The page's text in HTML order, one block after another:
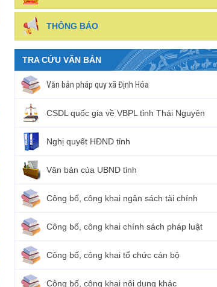
THÔNG BÁO
TRA CỨU VĂN BẢN
Văn bản pháp quy xã Định Hóa
CSDL quốc gia về VBPL tỉnh Thái Nguyên
Nghị quyết HĐND tỉnh
Văn bản của UBND tỉnh
Công bố, công khai ngân sách tài chính
Công bố, công khai chính sách pháp luật
Công bố, công khai tổ chức cán bộ
Công bố, công khai nội dung khác